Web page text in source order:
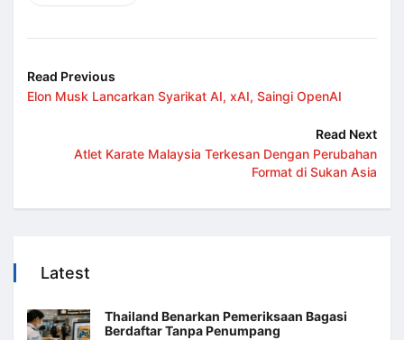
Read Previous
Elon Musk Lancarkan Syarikat AI, xAI, Saingi OpenAI
Read Next
Atlet Karate Malaysia Terkesan Dengan Perubahan
Format di Sukan Asia
Latest
Thailand Benarkan Pemeriksaan Bagasi
Berdaftar Tanpa Penumpang